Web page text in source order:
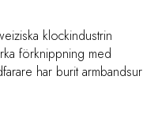
klockindustrin
förknippning med
har burit armbandsur